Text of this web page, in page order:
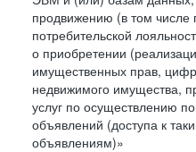
продвижению (в том числе
потребительской
о приобретении
имущественных прав,
недвижимого имущества,
услуг по осуществлению
объявлений (доступа к
объявлениям)»